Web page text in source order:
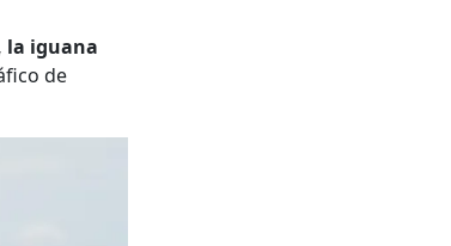
iguana
de